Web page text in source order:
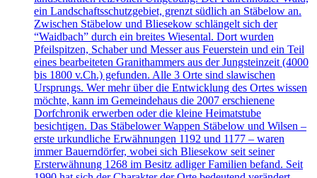
ein Landschaftsschutzgebiet, grenzt südlich an Stäbelow an.
Zwischen Stäbelow und Bliesekow schlängelt sich der
“Waidbach” durch ein breites Wiesental. Dort wurden
Pfeilspitzen, Schaber und Messer aus Feuerstein und ein Teil
eines bearbeiteten Granithammers aus der Jungsteinzeit (4000
bis 1800 v.Ch.) gefunden. Alle 3 Orte sind slawischen
Ursprungs. Wer mehr über die Entwicklung des Ortes wissen
möchte, kann im Gemeindehaus die 2007 erschienene
Dorfchronik erwerben oder die kleine Heimatstube
besichtigen. Das Stäbelower Wappen Stäbelow und Wilsen –
erste urkundliche Erwähnungen 1192 und 1177 – waren
immer Bauerndörfer, wobei sich Bliesekow seit seiner
Ersterwähnung 1268 im Besitz adliger Familien befand. Seit